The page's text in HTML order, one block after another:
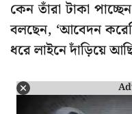
কেন তাঁরা টাকা
বলছেন, ‘আবেদন
ধরে লাইনে দাঁড়িয়ে